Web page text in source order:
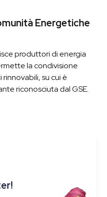
Energetiche
produttori di energia
la condivisione
su cui è
riconosciuta dal GSE.